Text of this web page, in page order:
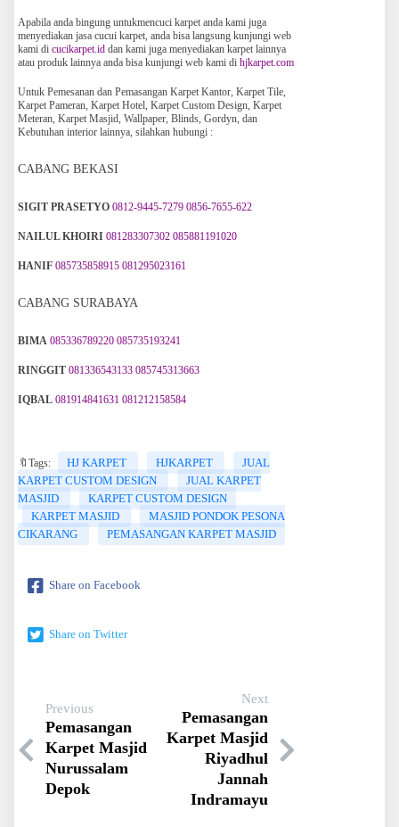
Apabila anda bingung untukmencuci karpet anda kami juga
menyediakan jasa cucui karpet, anda bisa langsung kunjungi web
kami di cucikarpet.id dan kami juga menyediakan karpet lainnya
atau produk lainnya anda bisa kunjungi web kami di hjkarpet.com
Untuk Pemesanan dan Pemasangan Karpet Kantor, Karpet Tile,
Karpet Pameran, Karpet Hotel, Karpet Custom Design, Karpet
Meteran, Karpet Masjid, Wallpaper, Blinds, Gordyn, dan
Kebutuhan interior lainnya, silahkan hubungi :
CABANG BEKASI
SIGIT PRASETYO 0812-9445-7279 0856-7655-622
NAILUL KHOIRI 081283307302 085881191020
HANIF 085735858915 081295023161
CABANG SURABAYA
BIMA 085336789220 085735193241
RINGGIT 081336543133 085745313663
IQBAL 081914841631 081212158584
🔖Tags: HJ KARPET HJKARPET
JUAL
KARPET CUSTOM DESIGN
JUAL KARPET
MASJID
KARPET CUSTOM DESIGN
KARPET MASJID
MASJID PONDOK PESONA
CIKARANG
PEMASANGAN KARPET MASJID
Share on Facebook
Share on Twitter
Previous
Pemasangan
Karpet Masjid
Nurussalam
Depok
Next
Pemasangan
Karpet Masjid
Riyadhul
Jannah
Indramayu